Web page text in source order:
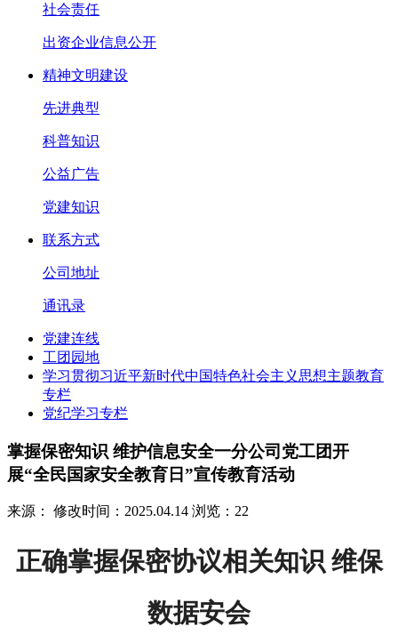
社会责任
出资企业信息公开
精神文明建设
先进典型
科普知识
公益广告
党建知识
联系方式
公司地址
通讯录
党建连线
工团园地
学习贯彻习近平新时代中国特色社会主义思想主题教育
专栏
党纪学习专栏
掌握保密知识 维护信息安全一分公司党工团开
展“全民国家安全教育日”宣传教育活动
来源： 修改时间：2025.04.14 浏览：22
正确掌握保密协议相关知识 维保
数据安会